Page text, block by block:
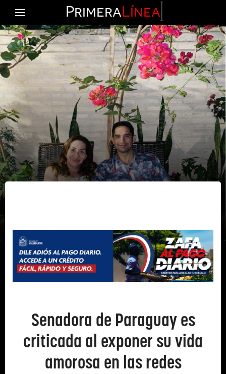
PrimeraLínea
Senadora de Paraguay es
criticada al exponer su vida
amorosa en las redes